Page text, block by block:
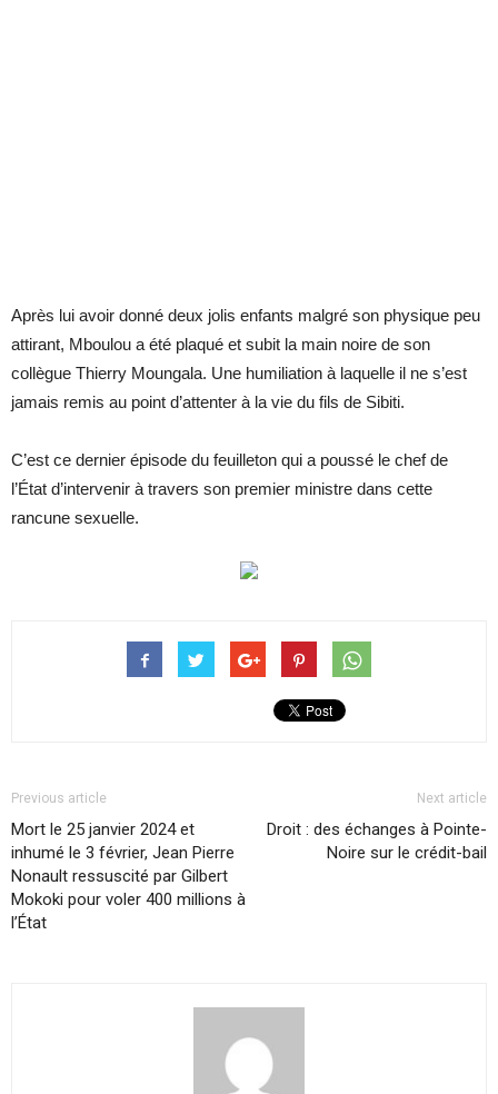
Après lui avoir donné deux jolis enfants malgré son physique peu
attirant, Mboulou a été plaqué et subit la main noire de son
collègue Thierry Moungala. Une humiliation à laquelle il ne s’est
jamais remis au point d’attenter à la vie du fils de Sibiti.
C’est ce dernier épisode du feuilleton qui a poussé le chef de
l’État d’intervenir à travers son premier ministre dans cette
rancune sexuelle.
Previous article
Mort le 25 janvier 2024 et
inhumé le 3 février, Jean Pierre
Nonault ressuscité par Gilbert
Mokoki pour voler 400 millions à
l’État
Next article
Droit : des échanges à Pointe-
Noire sur le crédit-bail